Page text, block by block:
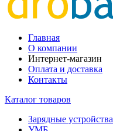
Главная
О компании
Интернет-магазин
Оплата и доставка
Контакты
Каталог товаров
Зарядные устройства